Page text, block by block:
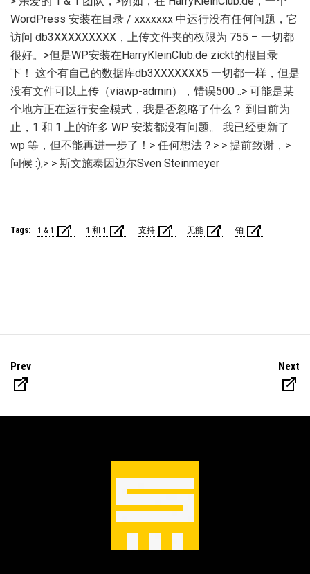
WordPress 安装在目录 / xxxxxxx 中运行没有任何问题，它
访问 db3XXXXXXXXX，上传文件夹的权限为 755 – 一切都
很好。>但是WP安装在HarryKleinClub.de zickt的根目录
下！ 这个有自己的数据库db3XXXXXXX5 一切都一样，但是
没有文件可以上传（viawp-admin），错误500 ..> 可能是某
个地方正在运行安全模式，我是否忽略了什么？ 到目前为
止，1 和 1 上的许多 WP 安装都没有问题。 我已经更新了
wp 等，但不能再进一步了！> 任何想法？> > 提前致谢，>
问候 :),> > 斯文施泰因迈尔Sven Steinmeyer
Tags: 1 & 1 1 和 1 支持 无能 铂
Prev Next